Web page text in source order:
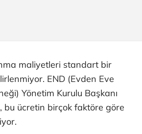
maliyetleri standart bir
END (Evden Eve
Yönetim Kurulu Başkanı
bu ücretin birçok faktöre göre